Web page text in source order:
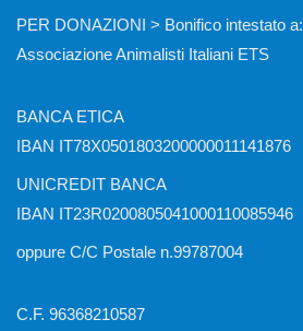
PER DONAZIONI > Bonifico intestato a:
Associazione Animalisti Italiani ETS
BANCA ETICA
IBAN IT78X0501803200000011141876
UNICREDIT BANCA
IBAN IT23R0200805041000110085946
oppure C/C Postale n.99787004
C.F. 96368210587